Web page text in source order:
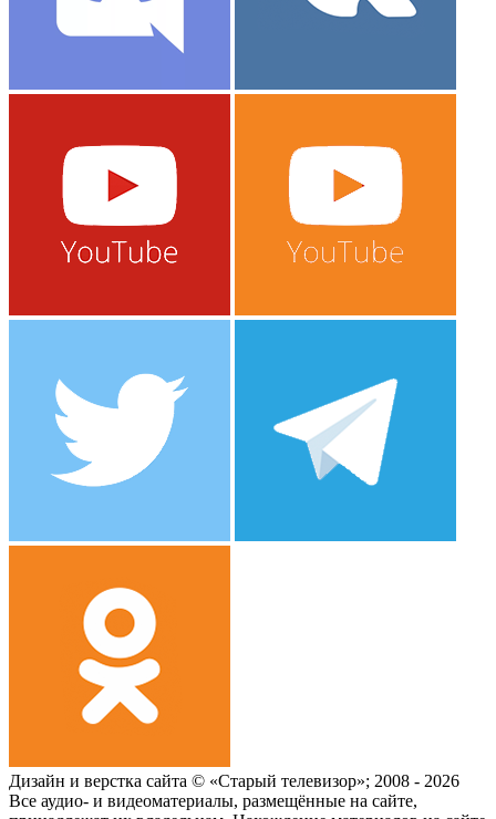
Дизайн и верстка сайта © «Старый телевизор»; 2008 - 2026
Все аудио- и видеоматериалы, размещённые на сайте,